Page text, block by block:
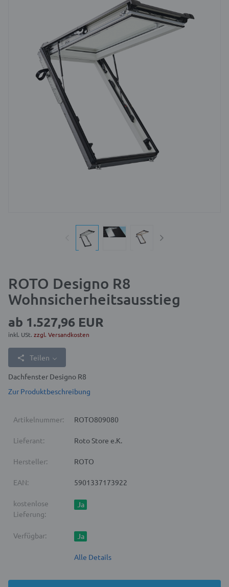
ROTO Designo R8
Wohnsicherheitsausstieg
ab 1.527,96 EUR
inkl. USt. zzgl. Versandkosten
Teilen
Dachfenster Designo R8
Zur Produktbeschreibung
Artikelnummer: ROTO809080
Lieferant: Roto Store e.K.
Hersteller: ROTO
EAN: 5901337173922
kostenlose
Lieferung:
Ja
Verfügbar: Ja
Alle Details